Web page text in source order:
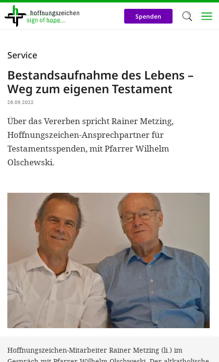
Direkt
zum
Inhalt
Spenden
Service
Bestandsaufnahme des Lebens –
Weg zum eigenen Testament
26.09.2022
Über das Vererben spricht Rainer Metzing,
Hoffnungszeichen-Ansprechpartner für
Testamentsspenden, mit Pfarrer Wilhelm
Olschewski.
Hoffnungszeichen-Mitarbeiter Rainer Metzing (li.) im
Cookies zu
Online-
und
unsere
gewinnen.